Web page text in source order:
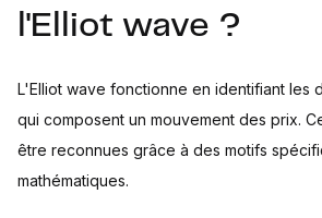
l'Elliot wave ?
L'Elliot wave fonctionne en identifiant les
qui composent un mouvement des prix.
être reconnues grâce à des motifs
mathématiques.